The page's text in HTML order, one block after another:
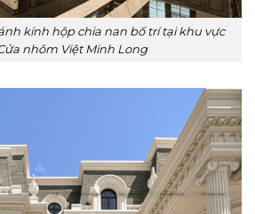
kính hộp chia nan bố trí tại khu vực
nhôm Việt Minh Long